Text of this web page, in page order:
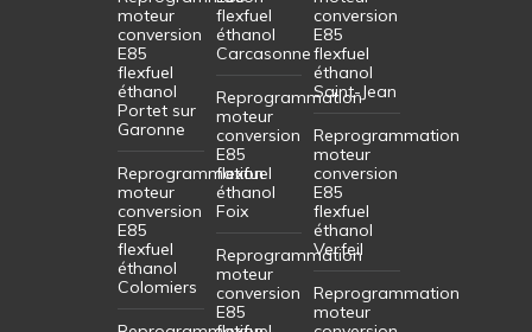
moteur
conversion
E85
flexfuel
éthanol
Portet sur
Garonne
Reprogrammation
moteur
conversion
E85
flexfuel
éthanol
Colomiers
flexfuel
éthanol
Carcasonne
Reprogrammation
moteur
conversion
E85
flexfuel
éthanol
Foix
Reprogrammation
moteur
conversion
E85
conversion
E85
flexfuel
éthanol
Saint-Jean
Reprogrammation
moteur
conversion
E85
flexfuel
éthanol
Verfeil
Reprogrammation
moteur